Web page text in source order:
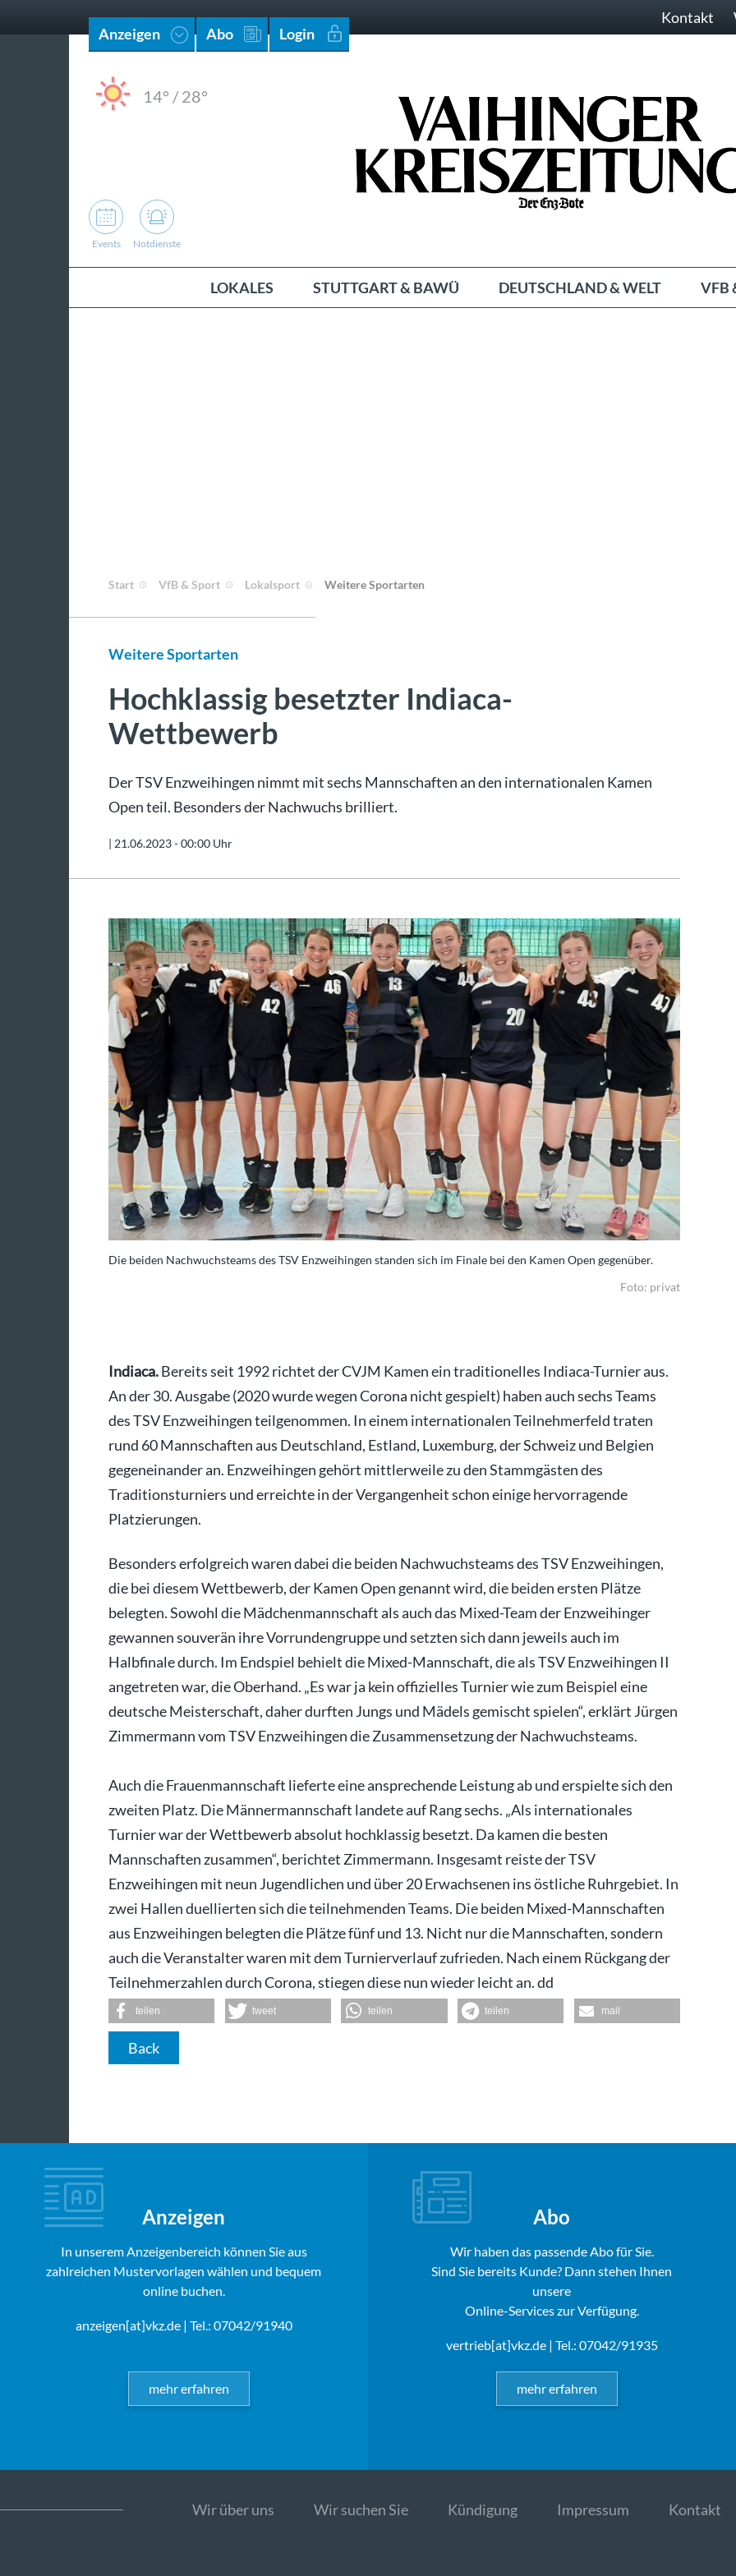
Anzeigen Abo Login
Kontakt
14° /28°
Events Notdienste
LOKALES STUTTGART & BAWÜ DEUTSCHLAND & WELT VFB
Start VfB & Sport Lokalsport Weitere Sportarten
Weitere Sportarten
Hochklassig besetzter Indiaca-
Wettbewerb
Der TSV Enzweihingen nimmt mit sechs Mannschaften an den internationalen Kamen
Open teil. Besonders der Nachwuchs brilliert.
| 21.06.2023 - 00:00 Uhr
Die beiden Nachwuchsteams des TSV Enzweihingen standen sich im Finale bei den Kamen Open gegenüber.
Foto: privat
Indiaca.Bereits seit 1992 richtet der CVJM Kamen ein traditionelles Indiaca-Turnier aus.
An der 30. Ausgabe (2020 wurde wegen Corona nicht gespielt) haben auch sechs Teams
des TSV Enzweihingen teilgenommen. In einem internationalen Teilnehmerfeld traten
rund 60 Mannschaften aus Deutschland, Estland, Luxemburg, der Schweiz und Belgien
gegeneinander an. Enzweihingen gehört mittlerweile zu den Stammgästen des
Traditionsturniers und erreichte in der Vergangenheit schon einige hervorragende
Platzierungen.
Besonders erfolgreich waren dabei die beiden Nachwuchsteams des TSV Enzweihingen,
die bei diesem Wettbewerb, der Kamen Open genannt wird, die beiden ersten Plätze
belegten. Sowohl die Mädchenmannschaft als auch das Mixed-Team der Enzweihinger
gewannen souverän ihre Vorrundengruppe und setzten sich dann jeweils auch im
Halbfinale durch. Im Endspiel behielt die Mixed-Mannschaft, die als TSV Enzweihingen II
angetreten war, die Oberhand. „Es war ja kein offizielles Turnier wie zum Beispiel eine
deutsche Meisterschaft, daher durften Jungs und Mädels gemischt spielen“, erklärt Jürgen
Zimmermann vom TSV Enzweihingen die Zusammensetzung der Nachwuchsteams.
Auch die Frauenmannschaft lieferte eine ansprechende Leistung ab und erspielte sich den
zweiten Platz. Die Männermannschaft landete auf Rang sechs. „Als internationales
Turnier war der Wettbewerb absolut hochklassig besetzt. Da kamen die besten
Mannschaften zusammen“, berichtet Zimmermann. Insgesamt reiste der TSV
Enzweihingen mit neun Jugendlichen und über 20 Erwachsenen ins östliche Ruhrgebiet. In
zwei Hallen duellierten sich die teilnehmenden Teams. Die beiden Mixed-Mannschaften
aus Enzweihingen belegten die Plätze fünf und 13. Nicht nur die Mannschaften, sondern
auch die Veranstalter waren mit dem Turnierverlauf zufrieden. Nach einem Rückgang der
Teilnehmerzahlen durch Corona, stiegen diese nun wieder leicht an. dd
teilen tweet teilen teilen mail
Back
Anzeigen
In unserem Anzeigenbereich können Sie aus
zahlreichen Mustervorlagen wählen und bequem
online buchen.
anzeigen[at]vkz.de| Tel.: 07042/91940
mehr erfahren
Abo
Wir haben das passende Abo für Sie.
Sind Sie bereits Kunde? Dann stehen Ihnen
unsere
Online-Services zur Verfügung.
vertrieb[at]vkz.de| Tel.: 07042/91935
mehr erfahren
Wir über uns Wir suchen Sie Kündigung Impressum Kontakt